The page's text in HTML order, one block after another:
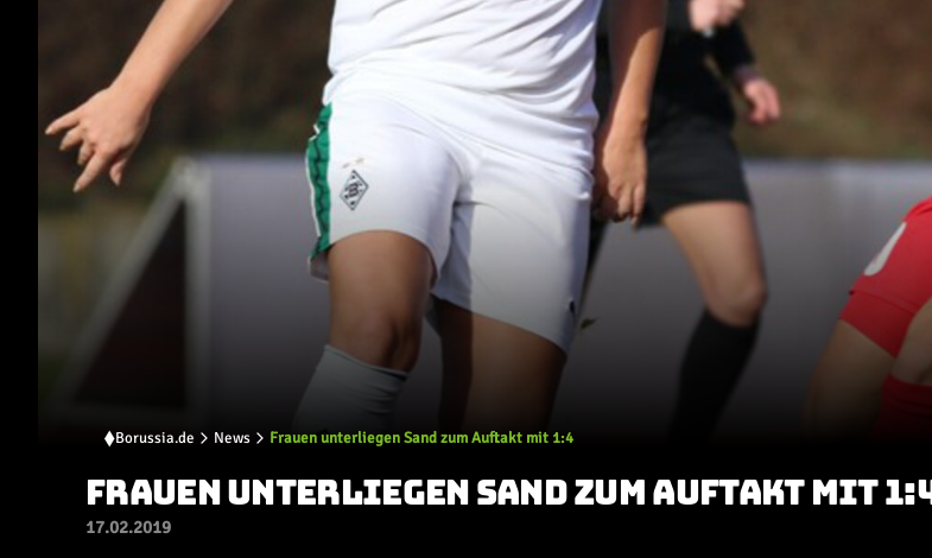
Borussia.de News Frauen unterliegen Sand zum Auftakt mit 1:4
FRAUEN UNTERLIEGEN SAND ZUM AUFTAKT MIT 1:4
17.02.2019